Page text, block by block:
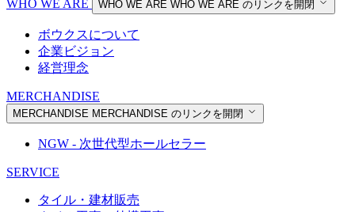
WHO WE ARE WHO WE ARE WHO WE ARE のリンクを開閉
ボウクスについて
企業ビジョン
経営理念
MERCHANDISE
MERCHANDISE MERCHANDISE のリンクを開閉
NGW - 次世代型ホールセラー
SERVICE
タイル・建材販売